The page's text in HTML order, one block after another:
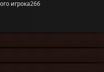
игрока266